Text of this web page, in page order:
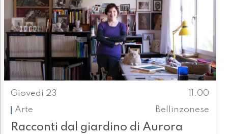
Giovedì 23
11.00
Arte
Bellinzonese
Racconti dal giardino di Aurora